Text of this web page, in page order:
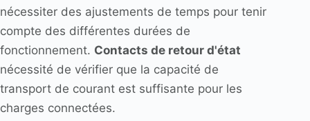
nécessiter des ajustements de temps pour tenir
compte des différentes durées de
fonctionnement. Contacts de retour d'état
nécessité de vérifier que la capacité de
transport de courant est suffisante pour les
charges connectées.